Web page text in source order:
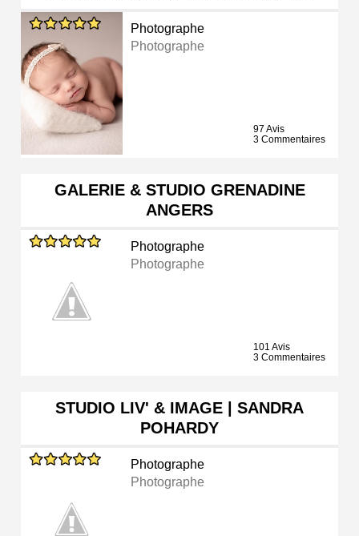
Photographe
Photographe
97 Avis
3 Commentaires
GALERIE & STUDIO GRENADINE
ANGERS
Photographe
Photographe
101 Avis
3 Commentaires
STUDIO LIV' & IMAGE | SANDRA
POHARDY
Photographe
Photographe